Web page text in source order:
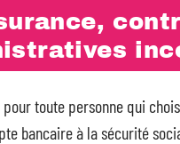
toute personne qui
bancaire à la sécurité